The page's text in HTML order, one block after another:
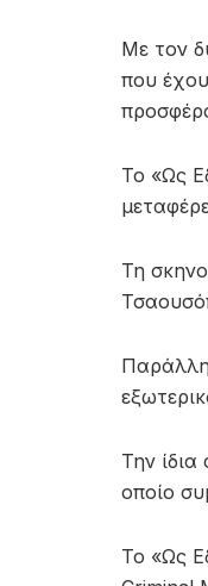
Με τον
που
Το «Ως
Τη
Την
οποίο
Το «Ως